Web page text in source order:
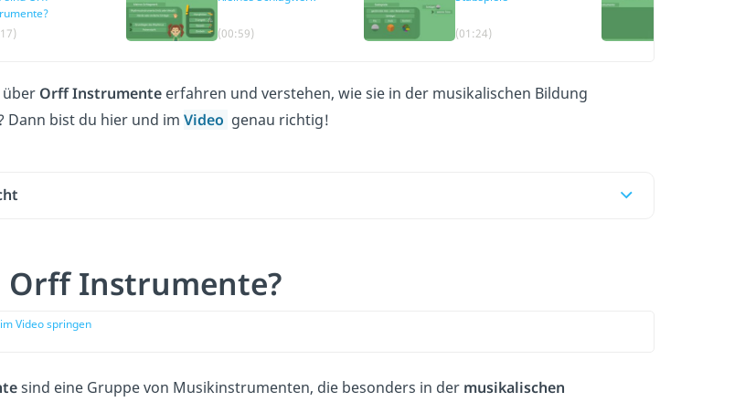
(00:59) (01:24)
über Orff Instrumenteerfahren und verstehen, wie sie in der musikalischen Bildung
Dann bist du hier und im Video genau richtig!
Orff Instrumente?
Video springen
sind eine Gruppe von Musikinstrumenten, die besonders in der musikalischen